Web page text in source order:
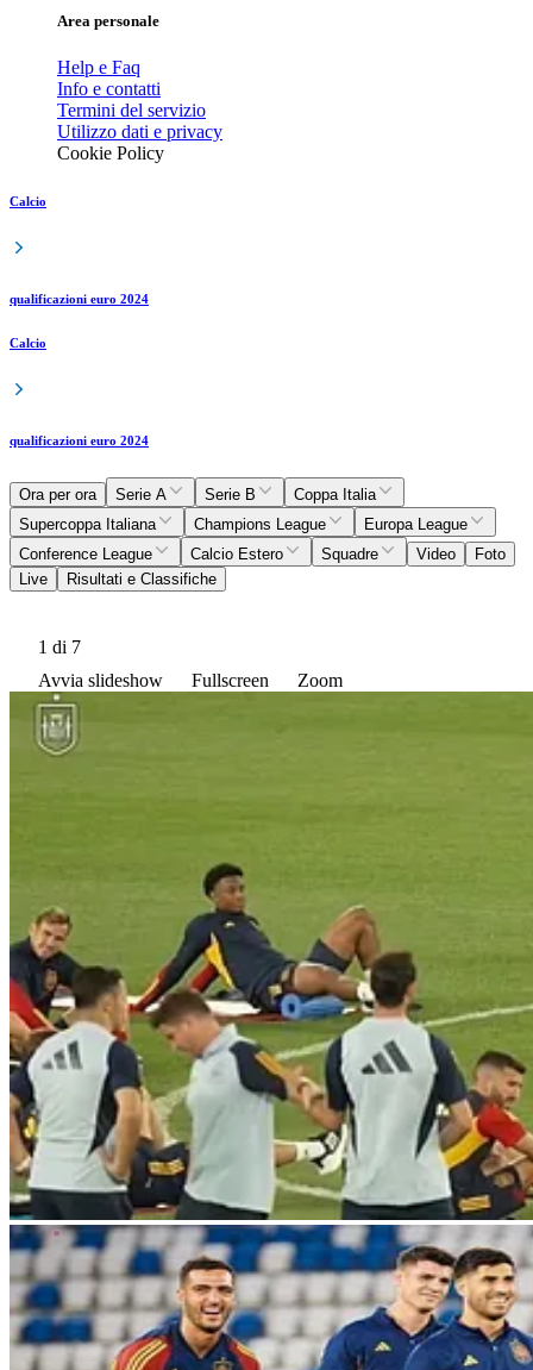
Area personale
Help e Faq
Info e contatti
Termini del servizio
Utilizzo dati e privacy
Cookie Policy
Calcio
qualificazioni euro 2024
Calcio
qualificazioni euro 2024
Ora per ora Serie A Serie B
Coppa Italia
Supercoppa Italiana
Champions League
Europa League
Conference League
Calcio Estero Squadre Video
Foto
Live
Risultati e Classifiche
1 di 7
Avvia slideshow
Fullscreen Zoom